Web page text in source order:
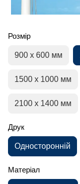
Розмір
900 х 600 мм
1500 х 1000 мм
2100 х 1400 мм
Друк
Односторонній
Матеріал